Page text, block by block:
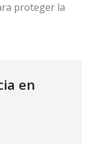
proteger la
en